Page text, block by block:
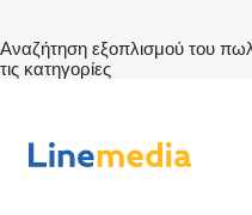
Αναζήτηση εξοπλισμού του
τις κατηγορίες